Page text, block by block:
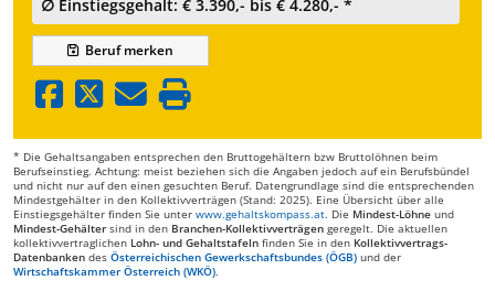
∅ Einstiegsgehalt: € 3.390,- bis € 4.280,- *
Berufmerken
* Die Gehaltsangaben entsprechen den Bruttogehältern bzw Bruttolöhnen beim
Berufseinstieg. Achtung: meist beziehen sich die Angaben jedoch auf ein Berufsbündel
und nicht nur auf den einen gesuchten Beruf. Datengrundlage sind die entsprechenden
Mindestgehälter in den Kollektivverträgen (Stand: 2025). Eine Übersicht über alle
Einstiegsgehälter finden Sie unter www.gehaltskompass.at. Die Mindest-Löhne und
Mindest-Gehälter sind in den Branchen-Kollektivverträgen geregelt. Die aktuellen
kollektivvertraglichen Lohn- und Gehaltstafeln finden Sie in den Kollektivvertrags-
Datenbanken des Österreichischen Gewerkschaftsbundes (ÖGB) und der
Wirtschaftskammer Österreich (WKÖ).